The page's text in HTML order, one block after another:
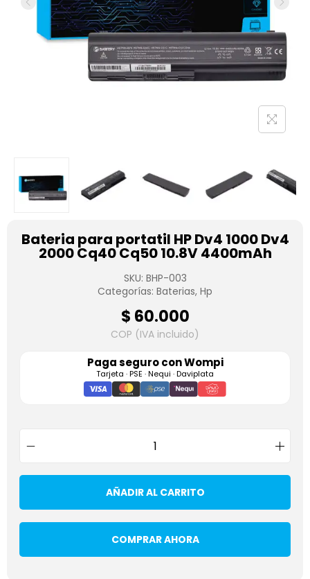
Bateria para portatil HP Dv4 1000 Dv4
2000 Cq40 Cq50 10.8V 4400mAh
SKU: BHP-003
Categorías: Baterias, Hp
$ 60.000
COP (IVA incluido)
Paga seguro conWompi
Tarjeta · PSE · Nequi · Daviplata
AÑADIR AL CARRITO
COMPRAR AHORA